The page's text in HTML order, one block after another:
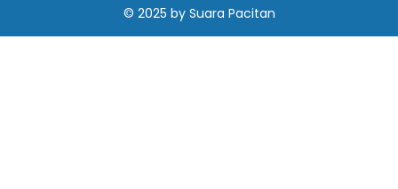
© 2025 by Suara Pacitan